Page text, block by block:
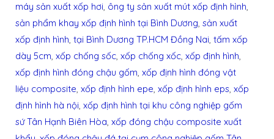
máy sản xuất xốp hơi, ông ty sản xuất mút xốp định hình,
sản phẩm khay xốp định hình tại Bình Dương,sản xuất
xốp định hình,tại Bình Dương TP.HCM Đồng Nai,tấm xốp
dày 5cm,xốp chống sốc,xốp chống xốc,xốp định hình,
xốp định hình đóng chậu gốm,xốp định hình đóng vật
liệu composite,xốp định hình epe,xốp định hình eps,xốp
định hình hà nội,xốp định hình tại khu công nghiệp gốm
sứ Tân Hạnh Biên Hòa,xốp đóng chậu composite xuất